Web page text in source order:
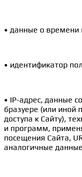
• данные о времени
• идентификатор
• IP-адрес, данные
бразуере (или иной
доступа к Сайту),
и программ,
посещения Сайта,
аналогичные